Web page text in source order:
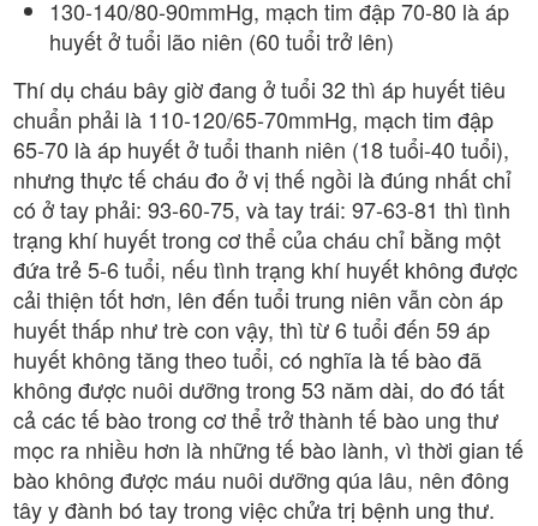
130-140/80-90mmHg, mạch tim đập 70-80 là áp
huyết ở tuổi lão niên (60 tuổi trở lên)
Thí dụ cháu bây giờ đang ở tuổi 32 thì áp huyết tiêu
chuẩn phải là 110-120/65-70mmHg, mạch tim đập
65-70 là áp huyết ở tuổi thanh niên (18 tuổi-40 tuổi),
nhưng thực tế cháu đo ở vị thế ngồi là đúng nhất chỉ
có ở tay phải: 93-60-75, và tay trái: 97-63-81 thì tình
trạng khí huyết trong cơ thể của cháu chỉ bằng một
đứa trẻ 5-6 tuổi, nếu tình trạng khí huyết không được
cải thiện tốt hơn, lên đến tuổi trung niên vẫn còn áp
huyết thấp như trè con vậy, thì từ 6 tuổi đến 59 áp
huyết không tăng theo tuổi, có nghĩa là tế bào đã
không được nuôi dưỡng trong 53 năm dài, do đó tất
cả các tế bào trong cơ thể trở thành tế bào ung thư
mọc ra nhiều hơn là những tế bào lành, vì thời gian tế
bào không được máu nuôi dưỡng qúa lâu, nên đông
tây y đành bó tay trong việc chửa trị bệnh ung thư.